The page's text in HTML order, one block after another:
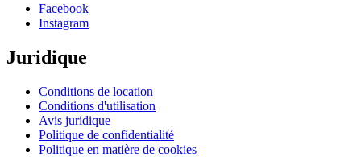
Facebook
Instagram
Juridique
Conditions de location
Conditions d'utilisation
Avis juridique
Politique de confidentialité
Politique en matière de cookies